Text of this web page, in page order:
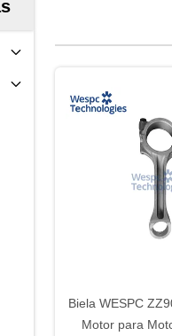
Biela WESPC
Motor para